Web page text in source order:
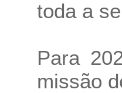
toda a
Para
missão